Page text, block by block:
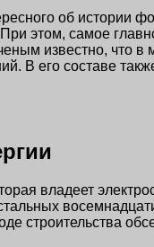
об
этом, самое
известно, что
В его составе
владеет
строительства